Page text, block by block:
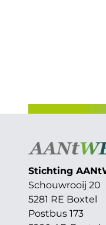
Stichting AANt
Schouwrooij 20
5281 RE Boxtel
Postbus 173